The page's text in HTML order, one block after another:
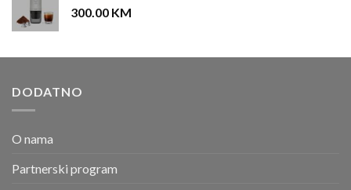
300.00 KM
DODATNO
O nama
Partnerski program